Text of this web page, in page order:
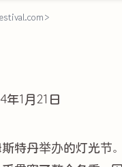
年1月21日
特丹举办的灯光节